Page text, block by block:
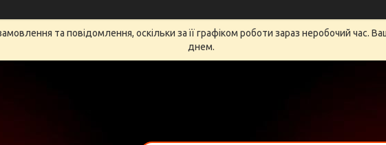
та повідомлення, оскільки за її графіком роботи зараз неробочий час.
днем.